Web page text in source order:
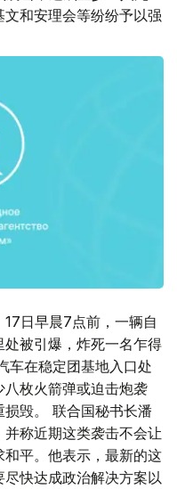
和安理会等纷纷予以强
日早晨7点前，一辆自
被引爆，炸死一名乍得
车在稳定团基地入口处
枚火箭弹或迫击炮袭
毁。 联合国秘书长潘
称近期这类袭击不会让
平。他表示，最新的这
快达成政治解决方案以